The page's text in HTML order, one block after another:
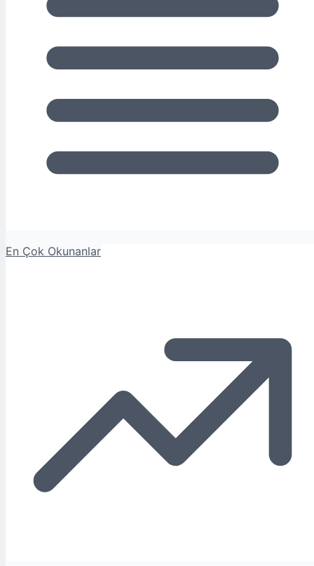
En Çok Okunanlar